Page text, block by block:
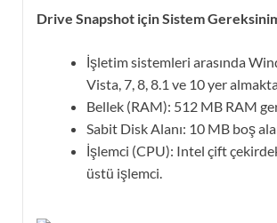
Drive Snapshot için Sistem
İşletim sistemleri arasında
Vista, 7, 8, 8.1 ve 10 yer
Bellek (RAM): 512 MB RAM
Sabit Disk Alanı: 10 MB boş
İşlemci (CPU): Intel çift
üstü işlemci.